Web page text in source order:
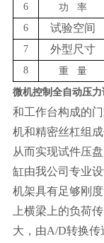
6
功 率
6
试验空间
7
外型尺寸
8
重 量
微机控制全自动压力
和工作台构成的
机和精密丝杠组
从而实现试件压
缸由我公司专业
机架具有足够刚
上横梁上的负荷
大，由A/D转换传